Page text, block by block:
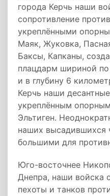
города Керчь наши
сопротивление
укреплёнными
Маяк, Жуковка,
Баксы, Капканы,
плацдарм шириной
и в глубину 6
Керчь наши
укреплённым
Эльтиген.
наших высадившихся
большими для
Юго-восточнее
Днепра, наши войска
пехоты и танков